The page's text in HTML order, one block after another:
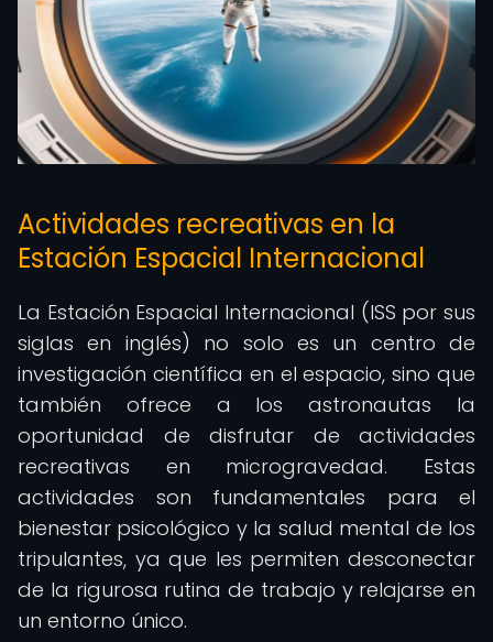
Actividades recreativas en la
Estación Espacial Internacional
La Estación Espacial Internacional (ISS por sus
siglas en inglés) no solo es un centro de
investigación científica en el espacio, sino que
también ofrece a los astronautas la
oportunidad de disfrutar de actividades
recreativas en microgravedad. Estas
actividades son fundamentales para el
bienestar psicológico y la salud mental de los
tripulantes, ya que les permiten desconectar
de la rigurosa rutina de trabajo y relajarse en
un entorno único.